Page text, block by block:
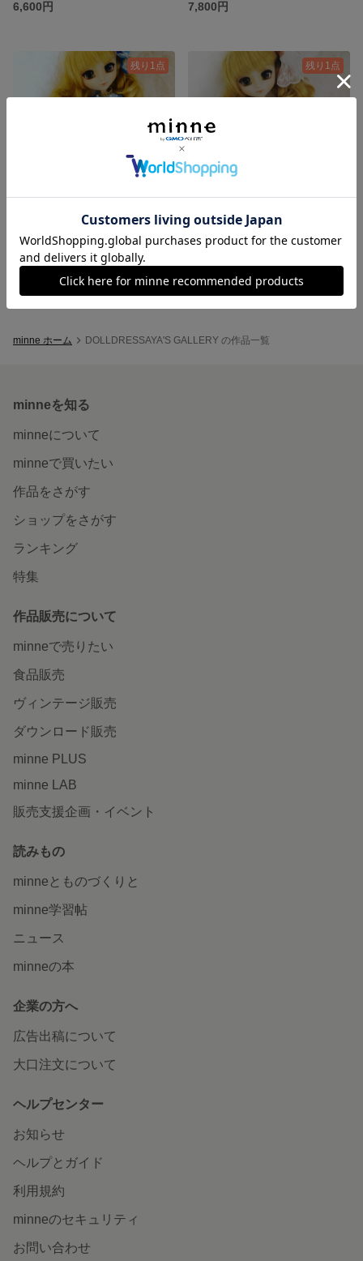
6,600円 7,800円
残り1点
Angel princes dress
4,400円
残り1点
salmonpinkFlowerDress
6,600円
minne ホーム DOLLDRESSAYA'S GALLERY の作品一覧
minneを知る
minneについて
minneで買いたい
作品をさがす
ショップをさがす
ランキング
特集
作品販売について
minneで売りたい
食品販売
ヴィンテージ販売
ダウンロード販売
minne PLUS
minne LAB
販売支援企画・イベント
読みもの
minneとものづくりと
minne学習帖
ニュース
minneの本
企業の方へ
広告出稿について
大口注文について
ヘルプセンター
お知らせ
ヘルプとガイド
利用規約
minneのセキュリティ
お問い合わせ